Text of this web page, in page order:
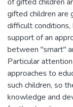
gifted children are
difficult
support of an
between "smart"
Particular
approaches to
such children, so
knowledge and